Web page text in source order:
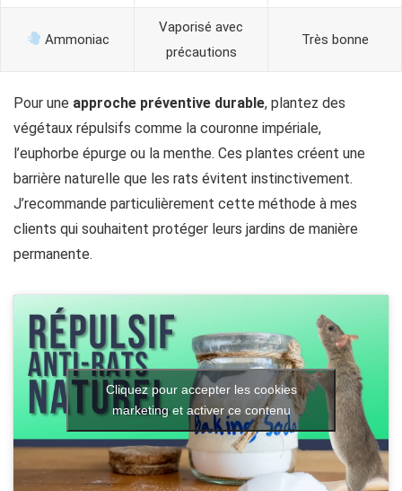
Ammoniac
Vaporisé avec
précautions
Très bonne
Pour une approche préventive durable, plantez des
végétaux répulsifs comme la couronne impériale,
l’euphorbe épurge ou la menthe. Ces plantes créent une
barrière naturelle que les rats évitent instinctivement.
J’recommande particulièrement cette méthode à mes
clients qui souhaitent protéger leurs jardins de manière
permanente.
Cliquez pour accepter les cookies
marketing et activer ce contenu